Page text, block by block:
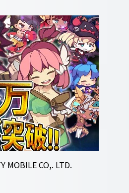
CO,. LTD.